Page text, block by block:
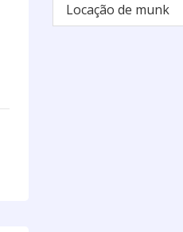
Locação de munk